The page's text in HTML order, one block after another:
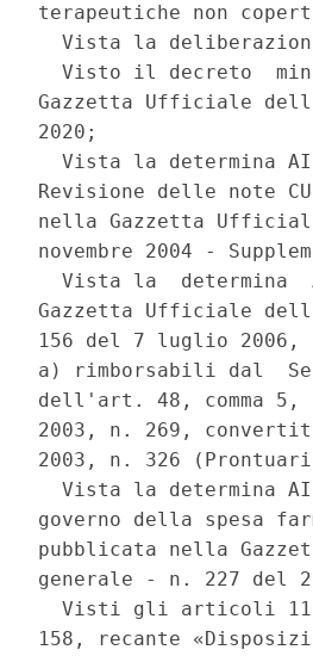
terapeutiche non
Vista la
Visto il decreto
Gazzetta Ufficiale
2020;
Vista la determina
Revisione delle note
nella Gazzetta
novembre 2004 -
Vista la  determina
Gazzetta Ufficiale
156 del 7 luglio 2006,
a) rimborsabili dal
dell'art. 48, comma
2003, n. 269,
2003, n. 326
Vista la determina
governo della spesa
pubblicata nella
generale - n. 227 del
Visti gli articoli
158, recante